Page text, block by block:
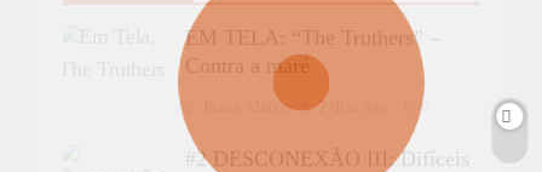
EM TELA: “The Truthers” –
Contra a maré
Joana Aleixo 2 dias ago 0
#2 DESCONEXÃO III: Difíceis